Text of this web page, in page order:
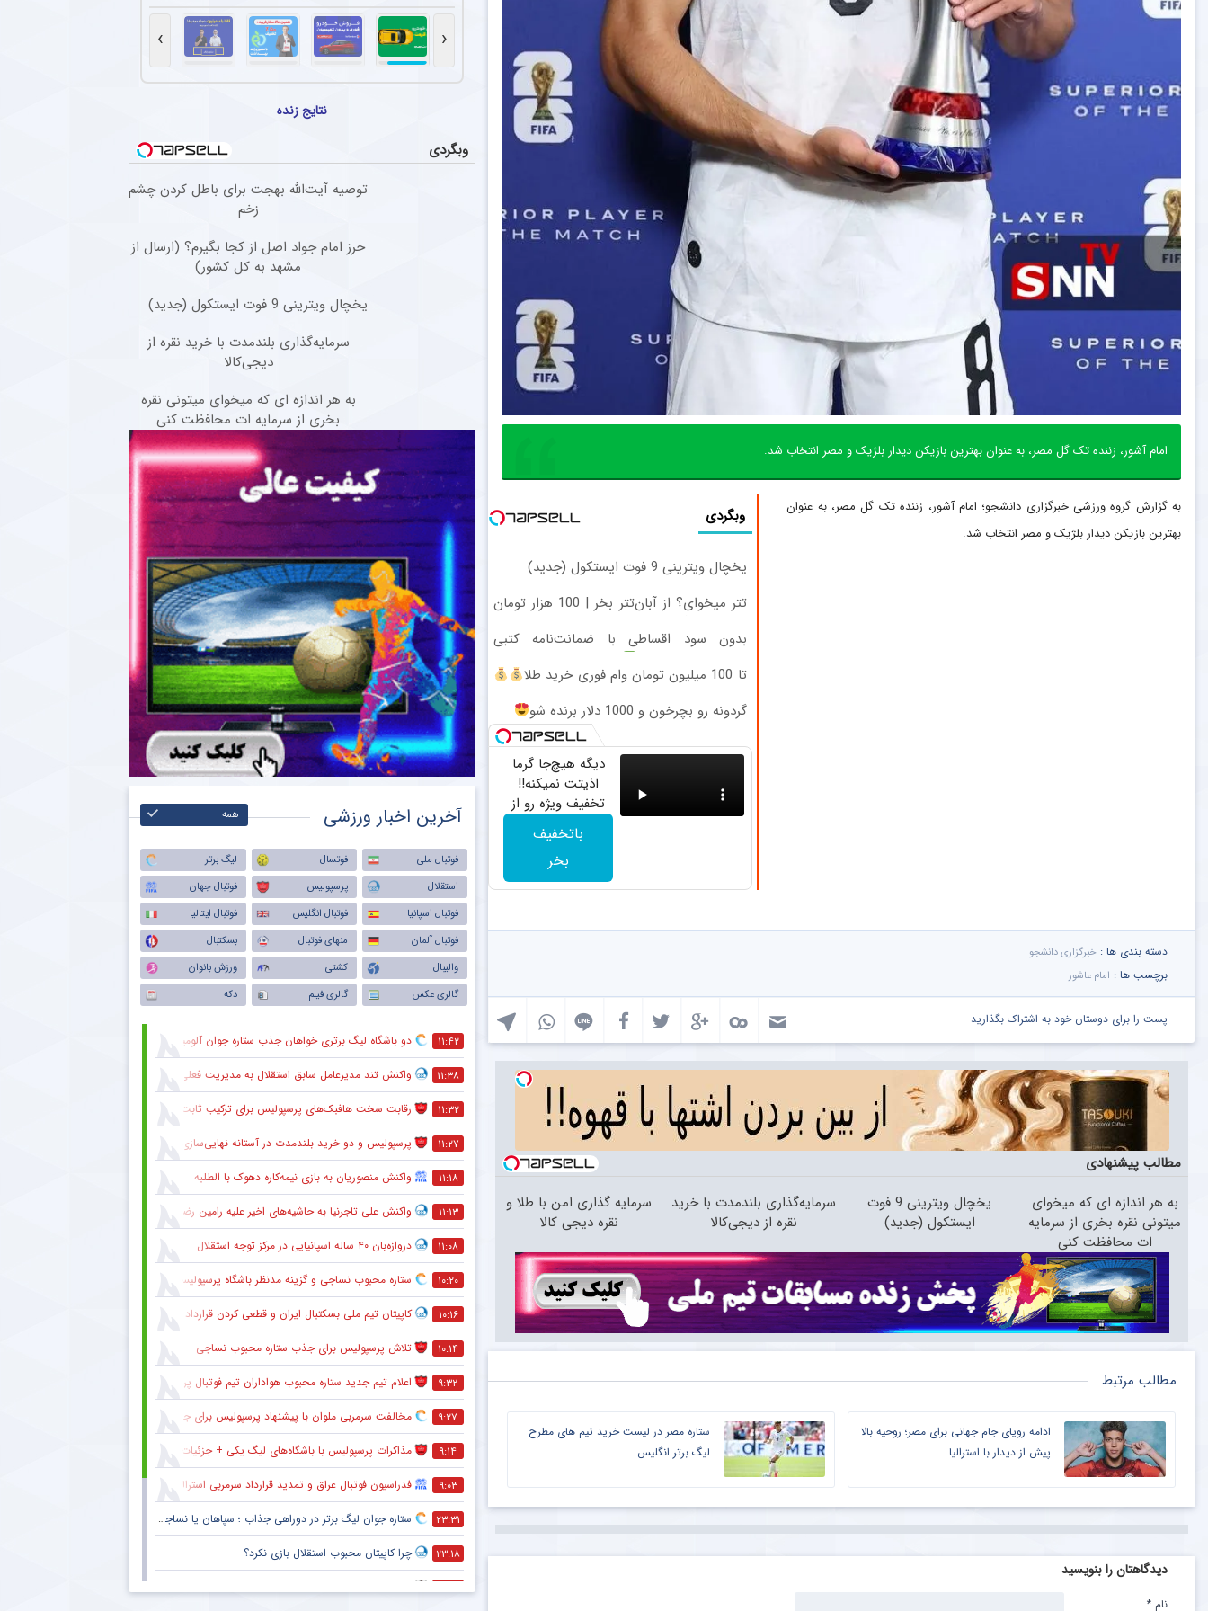
امام آشور، زننده تک گل مصر، به عنوان بهترین بازیکن دیدار بلژیک و مصر انتخاب شد.
وبگردی
یخچال ویترینی 9 فوت ایستکول (جدید)
تتر میخوای؟ از آبان‌تتر بخر | 100 هزار تومان
بدون سود اقساطی با ضمانت‌نامه کتبی
تا 100 میلیون تومان وام فوری خرید طلا
گردونه رو بچرخون و 1000 دلار برنده شو
دیگه هیچ‌جا گرما
اذیتت نمیکنه!!
تخفیف ویژه رو از
دست نده
باتخفیف
بخر
به گزارش گروه ورزشی خبرگزاری دانشجو؛ امام آشور، زننده تک گل مصر، به عنوان
بهترین بازیکن دیدار بلژیک و مصر انتخاب شد.
دسته بندی ها : خبرگزاری دانشجو
برچسب ها : امام عاشور
پست را برای دوستان خود به اشتراک بگذارید
مطالب پیشنهادی
به هر اندازه ای که میخوای
میتونی نقره بخری از سرمایه
ات محافظت کنی
یخچال ویترینی 9 فوت
ایستکول (جدید)
سرمایه‌گذاری بلندمدت با خرید
نقره از دیجی‌کالا
سرمایه گذاری امن با طلا و
نقره دیجی کالا
مطالب مرتبط
ادامه رویای جام جهانی برای مصر؛ روحیه بالا
پیش از دیدار با استرالیا
ستاره مصر در لیست خرید تیم های مطرح
لیگ برتر انگلیس
دیدگاهتان را بنویسید
نام *
علیرضا اکبرپور پیشکسوت استقلال گفت : نمی‌دانم چه سرنوشتی در انتظار استقلال است، اما بدون شک
اخبار خرید خبرساز استقلال تیم پیدا کرد
روزبه چشمی با وجود اینکه مشکلی از بابت مصدومیت ندارد، اما با نظر سرمربی استقلال در بازی دوستانه
جذب دروازه‌بان ملی‌پوش ترکیه‌ای توسط سلتا
آلتای باییندیر، دروازه‌بان ملی‌پوش ترکیه‌ای، امرروز جمعه به چهارمین خرید سلتا برای فصل ۲۷-۲۰۲۶ تبدیل شد.
‹
›
نتایج زنده
وبگردی
توصیه آیت‌الله بهجت برای باطل کردن چشم
زخم
حرز امام جواد اصل از کجا بگیرم؟ (ارسال از
مشهد به کل کشور)
یخچال ویترینی 9 فوت ایستکول (جدید)
سرمایه‌گذاری بلندمدت با خرید نقره از
دیجی‌کالا
به هر اندازه ای که میخوای میتونی نقره
بخری از سرمایه ات محافظت کنی
آخرین اخبار ورزشی همه
فوتبال ملی فوتسال
لیگ برتر
استقلال
پرسپولیس
فوتبال جهان
فوتبال اسپانیا
فوتبال انگلیس
فوتبال ایتالیا
فوتبال آلمان
منهای فوتبال
بسکتبال
والیبال
کشتی
ورزش بانوان
گالری عکس
گالری فیلم دکه
۱۱:۴۲ دو باشگاه لیگ برتری خواهان جذب ستاره جوان آلومینیوم
۱۱:۳۸ واکنش تند مدیرعامل سابق استقلال به مدیریت فعلی این باشگاه
۱۱:۳۲ رقابت سخت هافبک‌های پرسپولیس برای ترکیب ثابت
۱۱:۲۷ پرسپولیس و دو خرید بلندمدت در آستانه نهایی‌سازی
۱۱:۱۸ واکنش منصوریان به بازی نیمه‌کاره دهوک با الطلبه
۱۱:۱۳ واکنش علی تاجرنیا به حاشیه‌های اخیر علیه رامین رضاییان
۱۱:۰۸ دروازه‌بان ۴۰ ساله اسپانیایی در مرکز توجه استقلال
۱۰:۲۰ ستاره محبوب نساجی و گزینه مدنظر باشگاه پرسپولیس
۱۰:۱۶ کاپیتان تیم ملی بسکتبال ایران و قطعی کردن قرارداد با استقلال
۱۰:۱۴ تلاش پرسپولیس برای جذب ستاره محبوب نساجی
۹:۳۲ اعلام تیم جدید ستاره محبوب هواداران تیم فوتبال پرسپولیس طی ۴۸ ساعت آینده
۹:۲۷ مخالفت سرمربی ملوان با پیشنهاد پرسپولیس برای جذب ستاره محبوبش
۹:۱۴ مذاکرات پرسپولیس با باشگاه‌های لیگ یکی + جزئیات
۹:۰۳ فدراسیون فوتبال عراق و تمدید قرارداد سرمربی استرالیایی
۲۳:۳۱ ستاره جوان لیگ برتر در دوراهی جذاب ؛ سپاهان یا نساجی ؟
۲۳:۱۸ چرا کاپیتان محبوب استقلال بازی نکرد؟
۲۳:۱۱